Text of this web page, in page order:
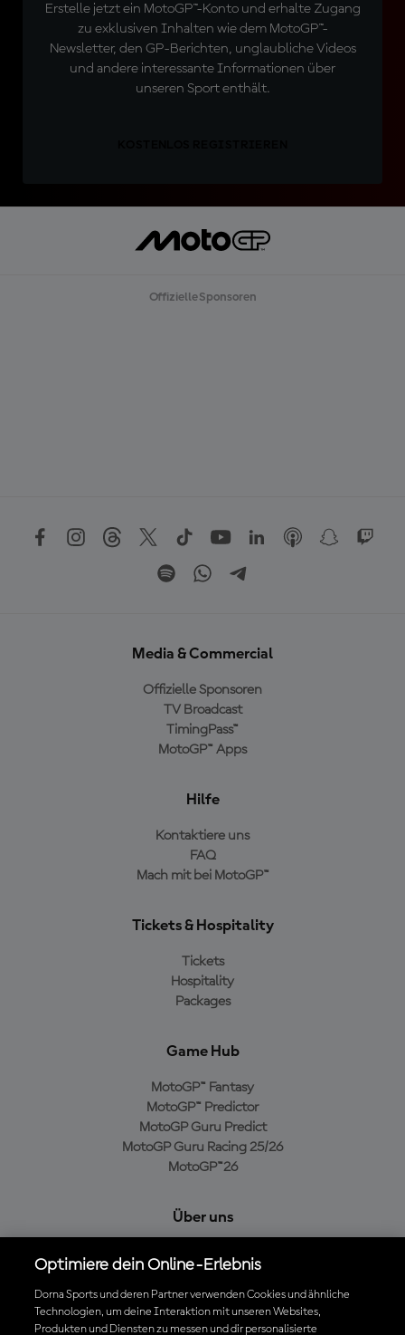
Erstelle jetzt ein MotoGP™-Konto und erhalte Zugang
zu exklusiven Inhalten wie dem MotoGP™-
Newsletter, den GP-Berichten, unglaubliche Videos
und andere interessante Informationen über
unseren Sport enthält.
Offizielle Sponsoren
Media & Commercial
Offizielle Sponsoren
TV Broadcast
TimingPass™
MotoGP™ Apps
Hilfe
Kontaktiere uns
FAQ
Mach mit bei MotoGP™
Tickets & Hospitality
Tickets
Hospitality
Packages
Game Hub
MotoGP™ Fantasy
MotoGP™ Predictor
MotoGP Guru Predict
MotoGP Guru Racing 25/26
MotoGP™26
Über uns
Cookie-Richtlinien
Geschäftsbedingungen
Datenschutzrichtlinien
Optimiere dein Online-Erlebnis
Dorna Sports und deren Partner verwenden Cookies und ähnliche
Technologien, um deine Interaktion mit unseren Websites,
Produkten und Diensten zu messen und dir personalisierte